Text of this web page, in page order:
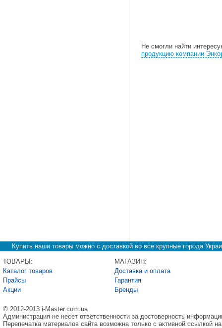
Не смогли найти
продукцию компании
Купить наши товары можно с доставкой во все крупные города
ТОВАРЫ:
Каталог товаров
Прайсы
Акции
МАГАЗИН:
Доставка и оплата
Гарантия
Бренды
© 2012-2013 i-Master.com.ua
Администрация не несет ответственности за достоверность
Перепечатка материалов сайта возможна только с активной ссылкой